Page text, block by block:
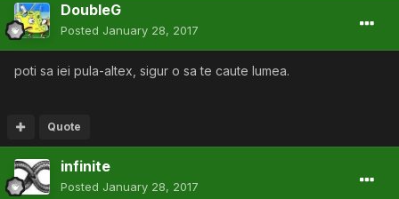
DoubleG
Posted January 28, 2017
poti sa iei pula-altex, sigur o sa te caute lumea.
Quote
infinite
Posted January 28, 2017